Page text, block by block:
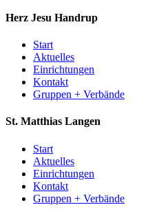
Herz Jesu Handrup
Start
Aktuelles
Einrichtungen
Kontakt
Gruppen + Verbände
St. Matthias Langen
Start
Aktuelles
Einrichtungen
Kontakt
Gruppen + Verbände